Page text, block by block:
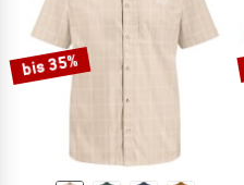
bis 35%